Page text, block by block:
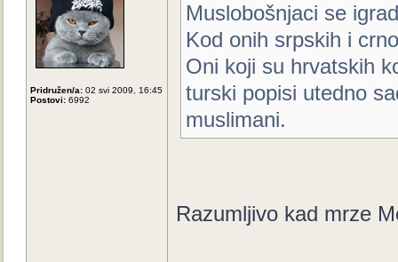
Pridružen/a: 02 svi 2009, 16:45
Postovi: 6992
Muslobošnjaci se
Kod onih srpskih i
Oni koji su hrvatskih
turski popisi utedno
muslimani.
Razumljivo kad mrze